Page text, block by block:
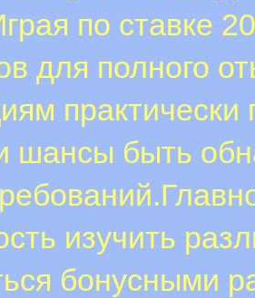
по ставке
для полного
шансы быть
изучить
бонусными